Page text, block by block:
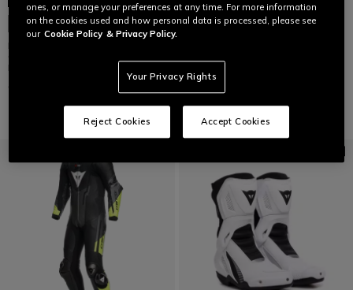
PERSONNALISABLE
MISANO 3 D-AIR® -
EN CUIR PERFORÉ FEMME
NEXUS 3 IN & OUT - BOTTES
ones, or manage your preferences at any time. For more information
on the cookies used and how personal data is processed, please see
our Cookie Policy & Privacy Policy.
Your Privacy Rights
Reject Cookies Accept Cookies